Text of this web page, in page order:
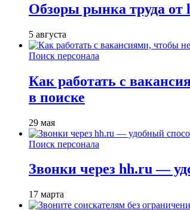
Обзоры рынка труда от
5 августа
Поиск персонала
Как работать с
в поиске
29 мая
Поиск персонала
Звонки через hh.ru —
17 марта